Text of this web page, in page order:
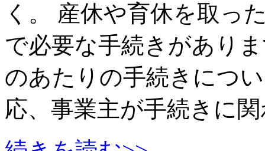
く。 産休や育休を取っ
で必要な手続きがあり
のあたりの手続きにつ
応、事業主が手続きに